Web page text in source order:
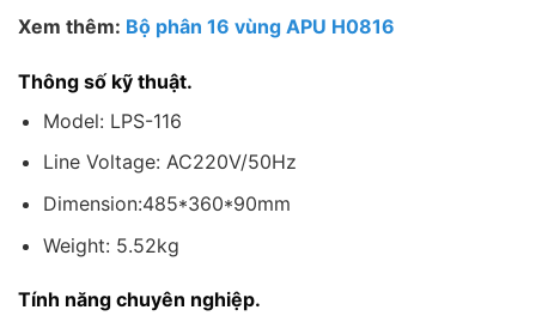
Xem thêm: Bộ phân 16 vùng APU H0816
Thông số kỹ thuật.
Model: LPS-116
Line Voltage: AC220V/50Hz
Dimension:485*360*90mm
Weight: 5.52kg
Tính năng chuyên nghiệp.